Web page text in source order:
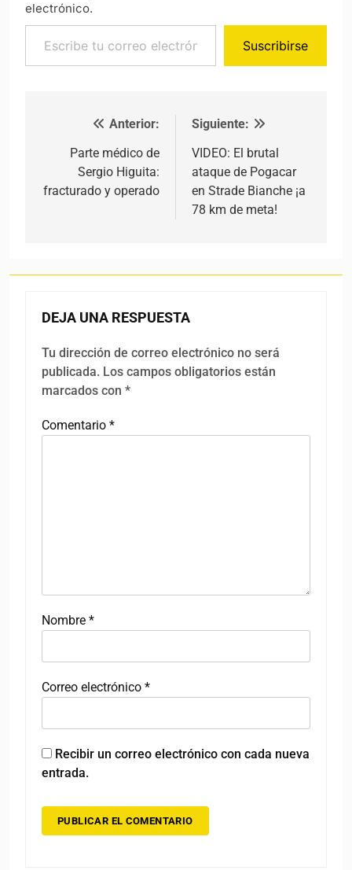
electrónico.
Escribe tu correo electrónico…
Suscribirse
Navegación de entradas
Anterior:
Parte médico de
Sergio Higuita:
fracturado y operado
Siguiente:
VIDEO: El brutal
ataque de Pogacar
en Strade Bianche ¡a
78 km de meta!
DEJA UNA RESPUESTA
Tu dirección de correo electrónico no será
publicada. Los campos obligatorios están
marcados con *
Comentario *
Nombre *
Correo electrónico *
Recibir un correo electrónico con cada nueva
entrada.